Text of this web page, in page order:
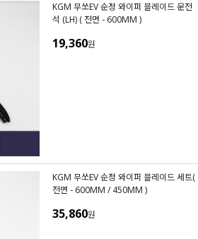
KGM 무쏘EV 순정 와이퍼 블레이드 운전
석 (LH) ( 전면 - 600MM )
19,360원
KGM 무쏘EV 순정 와이퍼 블레이드 세트(
전면 - 600MM / 450MM )
35,860원